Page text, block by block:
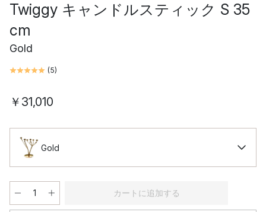
Twiggy キャンドルスティック S 35
cm
Gold
(5)
￥31,010
Gold
カートに追加する